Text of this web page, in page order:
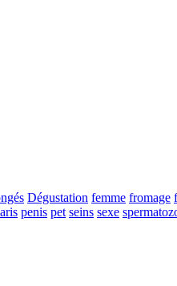
Dégustation femme fromage
penis pet seins sexe